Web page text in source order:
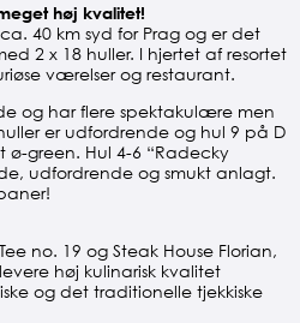
høj kvalitet!
40 km syd for Prag og er det
2 x 18 huller. I hjertet af resortet
værelser og restaurant.
og har flere spektakulære men
er udfordrende og hul 9 på D
ø-green. Hul 4-6 “Radecky
udfordrende og smukt anlagt.
no. 19 og Steak House Florian,
høj kulinarisk kvalitet
og det traditionelle tjekkiske